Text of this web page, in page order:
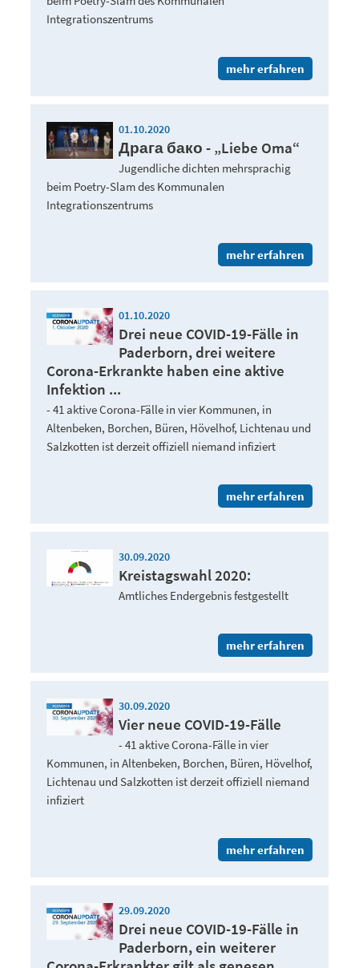
Integrationszentrums
mehr erfahren
01.10.2020
Драга бако - „Liebe Oma“
Jugendliche dichten mehrsprachig
beim Poetry-Slam des Kommunalen
Integrationszentrums
mehr erfahren
01.10.2020
Drei neue COVID-19-Fälle in
Paderborn, drei weitere
Corona-Erkrankte haben eine aktive
Infektion ...
- 41 aktive Corona-Fälle in vier Kommunen, in
Altenbeken, Borchen, Büren, Hövelhof, Lichtenau und
Salzkotten ist derzeit offiziell niemand infiziert
mehr erfahren
30.09.2020
Kreistagswahl 2020:
Amtliches Endergebnis festgestellt
mehr erfahren
30.09.2020
Vier neue COVID-19-Fälle
- 41 aktive Corona-Fälle in vier
Kommunen, in Altenbeken, Borchen, Büren, Hövelhof,
Lichtenau und Salzkotten ist derzeit offiziell niemand
infiziert
mehr erfahren
29.09.2020
Drei neue COVID-19-Fälle in
Paderborn, ein weiterer